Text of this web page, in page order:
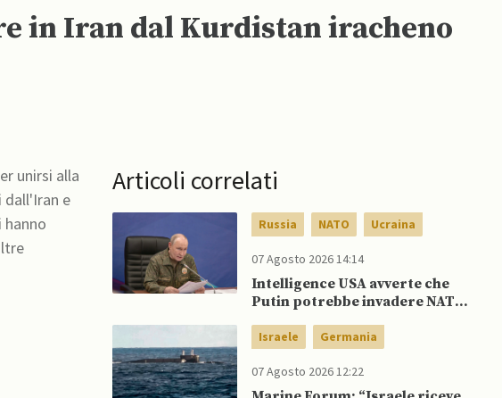
in Iran dal Kurdistan iracheno
unirsi alla
dall'Iran e
Articoli correlati
Russia NATO Ucraina
07 Agosto 2026 14:14
Intelligence USA avverte che
Putin potrebbe invadere NATO
Ucraina
Israele Germania
07 Agosto 2026 12:22